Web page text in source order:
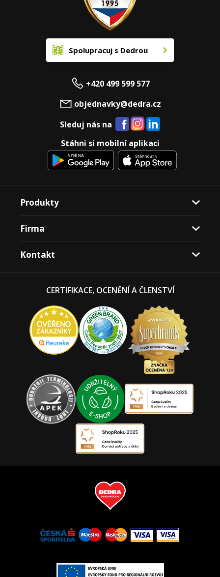
Spolupracuj s Dedrou
+420 499 599 577
objednavky@dedra.cz
Sleduj nás na
Stáhni si mobilní aplikaci
Produkty
Firma
Kontakt
CERTIFIKACE, OCENĚNÍ A ČLENSTVÍ